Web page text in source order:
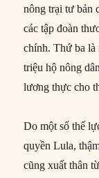
nông trại tư bản
các tập đoàn
chính. Thứ ba là
triệu hộ nông
lương thực cho
Do một số thế
quyền Lula,
cũng xuất thân